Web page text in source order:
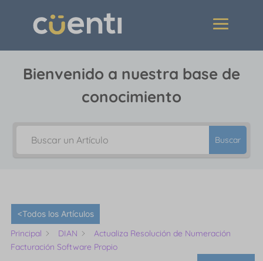
Bienvenido a nuestra base de
conocimiento
Buscar
<Todos los Artículos
Principal DIAN
Actualiza Resolución de Numeración
Facturación Software Propio